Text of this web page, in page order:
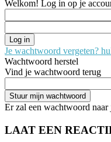
Welkom! Log in op je
Je wachtwoord vergeten?
Wachtwoord herstel
Vind je wachtwoord terug
Er zal een wachtwoord
LAAT EEN